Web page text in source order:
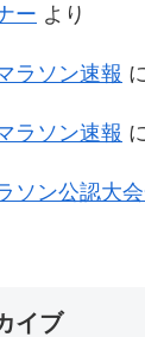
ー より
ラソン速報
ラソン速報
ソン公認大
イブ